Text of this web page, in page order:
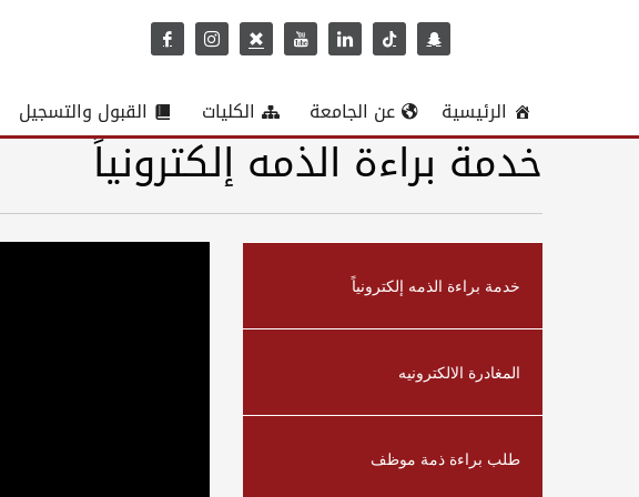
الرئيسية عن الجامعة الكليات القبول والتسجيل
خدمة براءة الذمه إلكترونياً
خدمة براءة الذمه إلكترونياً
المغادرة الالكترونيه
طلب براءة ذمة موظف